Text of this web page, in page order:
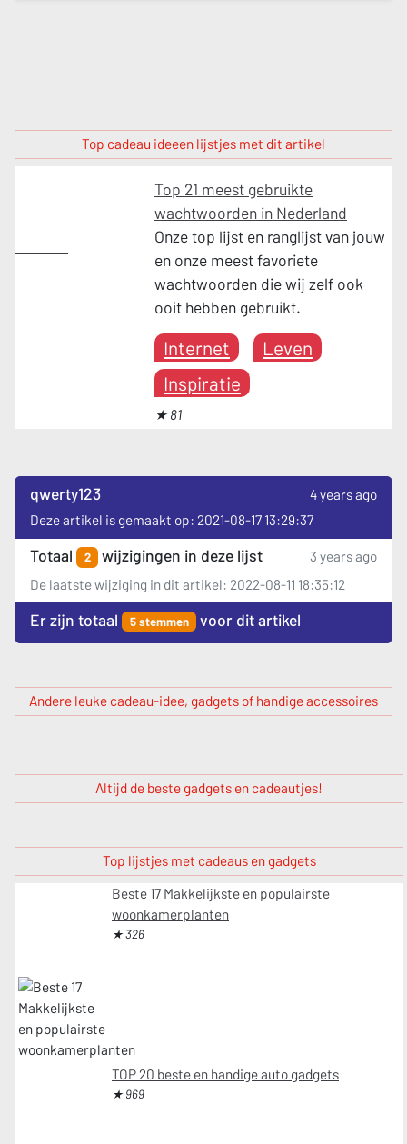
Top cadeau ideeen lijstjes met dit artikel
Top 21 meest gebruikte
wachtwoorden in Nederland
Onze top lijst en ranglijst van jouw
en onze meest favoriete
wachtwoorden die wij zelf ook
ooit hebben gebruikt.
Internet
Leven
Inspiratie
★ 81
qwerty123
4 years ago
Deze artikel is gemaakt op: 2021-08-17 13:29:37
Totaal 2 wijzigingen in deze lijst
3 years ago
De laatste wijziging in dit artikel: 2022-08-11 18:35:12
Er zijn totaal 5 stemmen voor dit artikel
Andere leuke cadeau-idee, gadgets of handige accessoires
Altijd de beste gadgets en cadeautjes!
Top lijstjes met cadeaus en gadgets
Beste 17 Makkelijkste en populairste
woonkamerplanten
★ 326
TOP 20 beste en handige auto gadgets
★ 969